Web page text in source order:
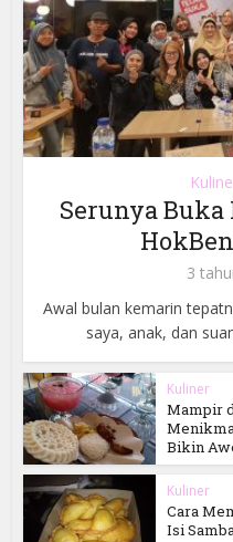
Serunya Buka
3
Awal bulan kemarin
saya, anak, dan
Kuliner
Mampir
Bikin
Kuliner
Cara
Isi